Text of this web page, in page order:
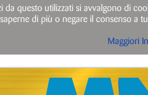
da questo utilizzati si avvalgono di
saperne di più o negare il consenso a
Maggiori